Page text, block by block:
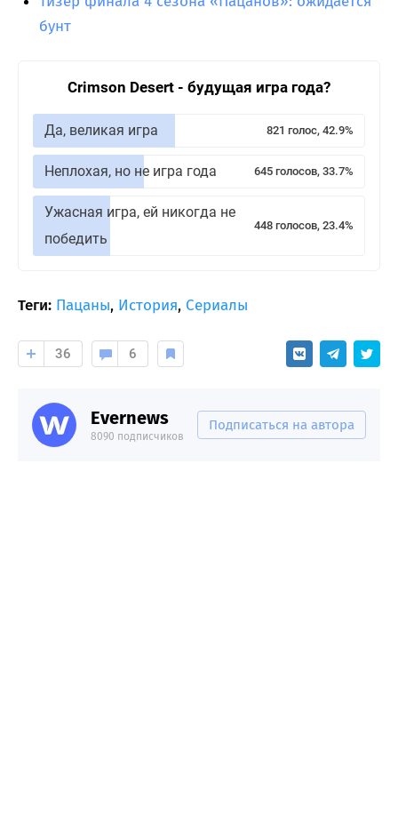
бунт
Crimson Desert - будущая игра года?
Да, великая игра 821 голос, 42.9%
Неплохая, но не игра года 645 голосов, 33.7%
Ужасная игра, ей никогда не
победить
448 голосов, 23.4%
Теги: Пацаны, История, Сериалы
36 6
Evernews
8090 подписчиков
Подписаться на автора